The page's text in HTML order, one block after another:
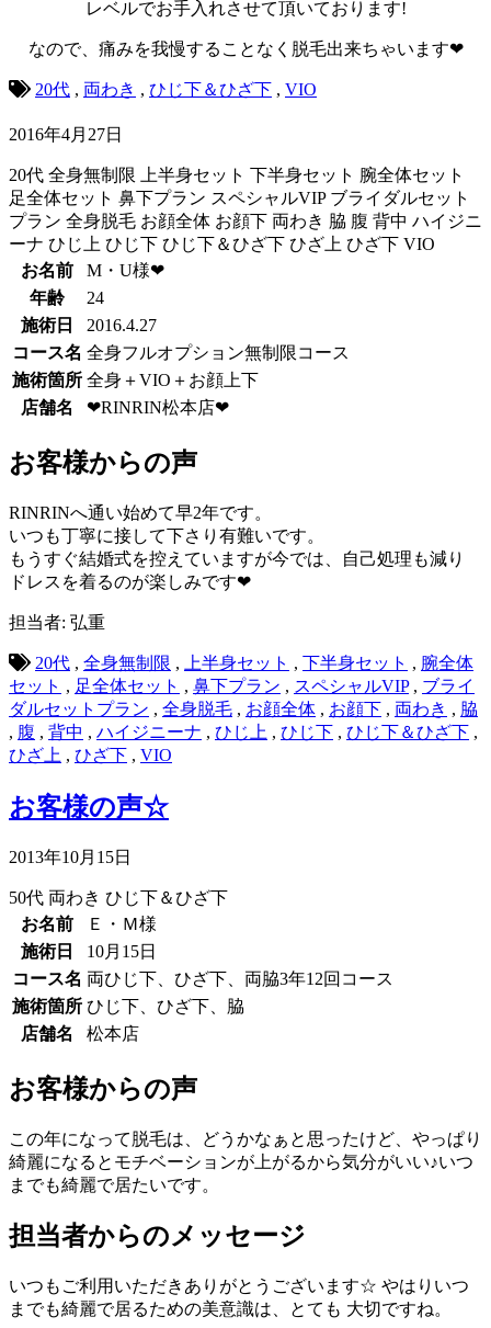
レベルでお手入れさせて頂いております!
なので、痛みを我慢することなく脱毛出来ちゃいます❤
20代 , 両わき , ひじ下＆ひざ下 , VIO
2016年4月27日
20代 全身無制限 上半身セット 下半身セット 腕全体セット
足全体セット 鼻下プラン スペシャルVIP ブライダルセット
プラン 全身脱毛 お顔全体 お顔下 両わき 脇 腹 背中 ハイジニ
ーナ ひじ上 ひじ下 ひじ下＆ひざ下 ひざ上 ひざ下 VIO
お名前
M・U様❤
年齢
24
施術日
2016.4.27
コース名 全身フルオプション無制限コース
施術箇所 全身＋VIO＋お顔上下
店舗名
❤RINRIN松本店❤
お客様からの声
RINRINへ通い始めて早2年です。
いつも丁寧に接して下さり有難いです。
もうすぐ結婚式を控えていますが今では、自己処理も減り
ドレスを着るのが楽しみです❤
担当者: 弘重
20代 , 全身無制限 , 上半身セット , 下半身セット , 腕全体
セット , 足全体セット , 鼻下プラン , スペシャルVIP, ブライ
ダルセットプラン , 全身脱毛 , お顔全体 , お顔下 , 両わき , 脇
, 腹 , 背中 , ハイジニーナ , ひじ上 , ひじ下 , ひじ下＆ひざ下 ,
ひざ上 , ひざ下 , VIO
お客様の声☆
2013年10月15日
50代 両わき ひじ下＆ひざ下
お名前
Ｅ・Ｍ様
施術日
10月15日
コース名 両ひじ下、ひざ下、両脇3年12回コース
施術箇所 ひじ下、ひざ下、脇
店舗名
松本店
お客様からの声
この年になって脱毛は、どうかなぁと思ったけど、やっぱり
綺麗になるとモチベーションが上がるから気分がいい♪いつ
までも綺麗で居たいです。
担当者からのメッセージ
いつもご利用いただきありがとうございます☆ やはりいつ
までも綺麗で居るための美意識は、とても 大切ですね。